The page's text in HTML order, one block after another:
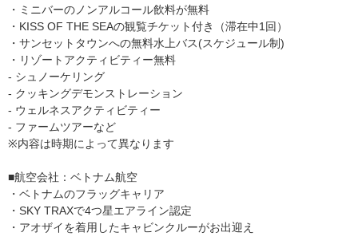
・ミニバーのノンアルコール飲料が無料
・KISS OF THE SEAの観覧チケット付き（滞在中1回）
・サンセットタウンへの無料水上バス(スケジュール制)
・リゾートアクティビティー無料
- シュノーケリング
- クッキングデモンストレーション
- ウェルネスアクティビティー
- ファームツアーなど
※内容は時期によって異なります
■航空会社：ベトナム航空
・ベトナムのフラッグキャリア
・SKY TRAXで4つ星エアライン認定
・アオザイを着用したキャビンクルーがお出迎え